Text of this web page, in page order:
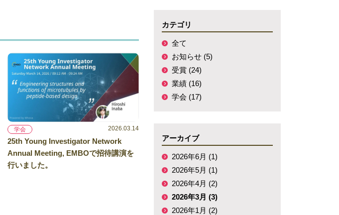
学会 2026.03.14
25th Young Investigator Network
Annual Meeting, EMBOで招待講演を
行いました。
カテゴリ
全て
お知らせ (5)
受賞 (24)
業績 (16)
学会 (17)
アーカイブ
2026年6月 (1)
2026年5月 (1)
2026年4月 (2)
2026年3月 (3)
2026年1月 (2)